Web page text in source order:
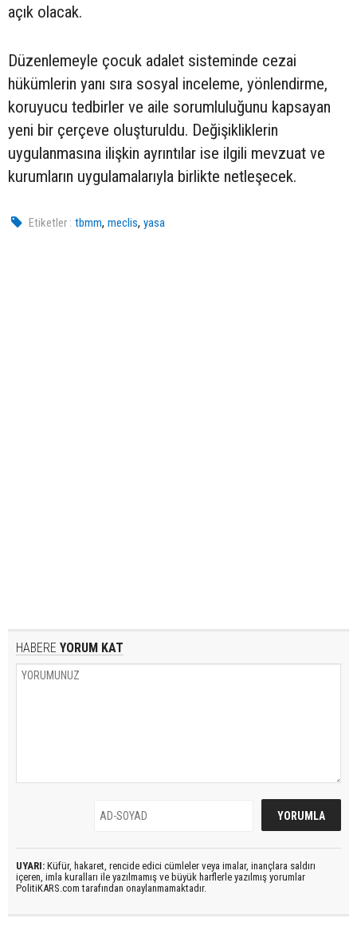
açık olacak.
Düzenlemeyle çocuk adalet sisteminde cezai
hükümlerin yanı sıra sosyal inceleme, yönlendirme,
koruyucu tedbirler ve aile sorumluluğunu kapsayan
yeni bir çerçeve oluşturuldu. Değişikliklerin
uygulanmasına ilişkin ayrıntılar ise ilgili mevzuat ve
kurumların uygulamalarıyla birlikte netleşecek.
Etiketler : tbmm,meclis,yasa
HABERE YORUM KAT
UYARI: Küfür, hakaret, rencide edici cümleler veya imalar, inançlara saldırı
içeren, imla kuralları ile yazılmamış ve büyük harflerle yazılmış yorumlar
PolitiKARS.com tarafından onaylanmamaktadır.